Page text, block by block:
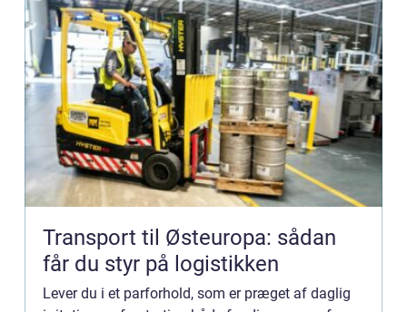
Transport til Østeuropa: sådan
får du styr på logistikken
Lever du i et parforhold, som er præget af daglig